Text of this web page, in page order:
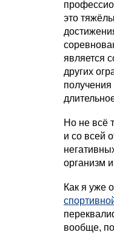
это
является
других
Но не всё
и со всей
организм
Как я уже
вообще,